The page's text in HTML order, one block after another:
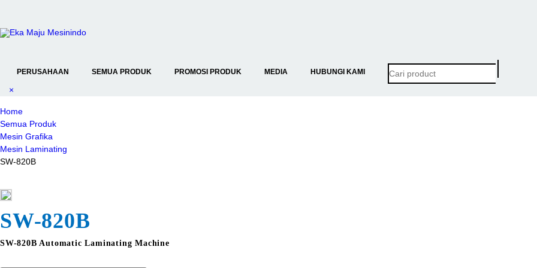
PERUSAHAAN SEMUA PRODUK PROMOSI PRODUK MEDIA HUBUNGI KAMI
×
Home
Semua Produk
Mesin Grafika
Mesin Laminating
SW-820B
SW-820B
SW-820B Automatic Laminating Machine